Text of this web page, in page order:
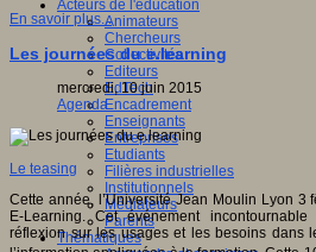
Acteurs de l'éducation
Animateurs
Chercheurs
Collectivités
Editeurs
EdTech
Encadrement
Enseignants
Entreprises
Etudiants
Filières industrielles
Institutionnels
Médiateurs
Parents
Thématiques
En savoir plus...
Les journées du e.learning
mercredi, 10 juin 2015
Agenda
Le teasing
Cette année, l’Université Jean Moulin Lyon 3
E-Learning. Cet événement
réflexion sur les usages et les besoins dans